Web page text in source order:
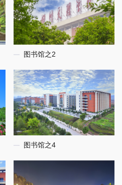
图书馆之2
图书馆之4